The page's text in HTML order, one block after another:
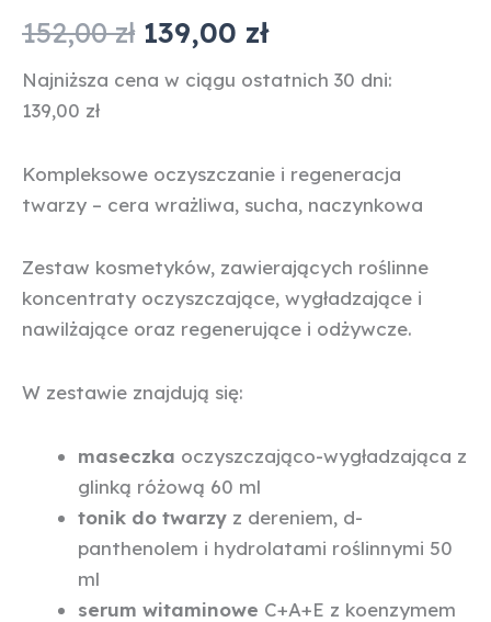
152,00zł 139,00 zł
Najniższa cena w ciągu ostatnich 30 dni:
139,00 zł
Kompleksowe oczyszczanie i regeneracja
twarzy – cera wrażliwa, sucha, naczynkowa
Zestaw kosmetyków, zawierających roślinne
koncentraty oczyszczające, wygładzające i
nawilżające oraz regenerujące i odżywcze.
W zestawie znajdują się:
maseczka oczyszczająco-wygładzająca z
glinką różową 60 ml
tonik do twarzy z dereniem, d-
panthenolem i hydrolatami roślinnymi 50
ml
serum witaminowe C+A+E z koenzymem